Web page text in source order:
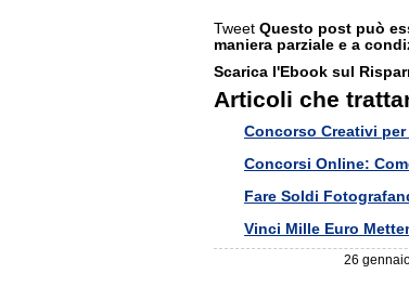
Tweet Questo post può
maniera parziale e a
Scarica l'Ebook sul
Articoli che
Concorso Creativi
Concorsi Online:
Fare Soldi
Vinci Mille Euro
26